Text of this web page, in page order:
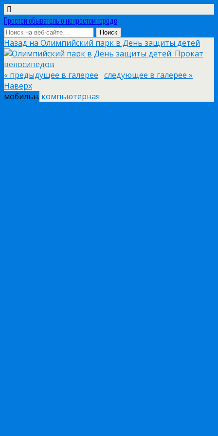
Простой обыватель о непростом городе
Назад на Олимпийский парк в День защиты детей
« предыдущее в галерее следующее в галерее »
Наверх
мобильн. компьютерная